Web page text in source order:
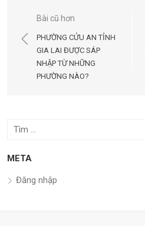
Điều
hướng
viết
Bài cũ hơn
PHƯỜNG CỬU AN TỈNH
GIA LAI ĐƯỢC SÁP
NHẬP TỪ NHỮNG
PHƯỜNG NÀO?
Tìm
quả
META
Đăng nhập